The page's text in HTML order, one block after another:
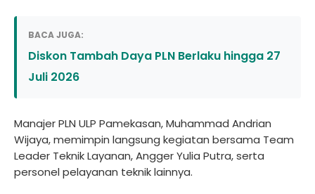
BACA JUGA:
Diskon Tambah Daya PLN Berlaku hingga 27
Juli 2026
Manajer PLN ULP Pamekasan, Muhammad Andrian
Wijaya, memimpin langsung kegiatan bersama Team
Leader Teknik Layanan, Angger Yulia Putra, serta
personel pelayanan teknik lainnya.